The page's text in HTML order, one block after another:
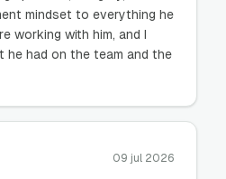
mindset to everything he
working with him, and I
he had on the team and the
09 jul 2026